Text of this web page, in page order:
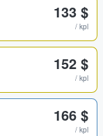
133 $
/ kpl
152 $
/ kpl
166 $
/ kpl